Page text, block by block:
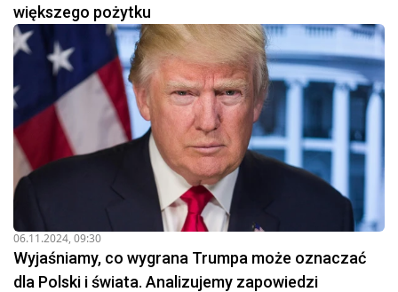
większego pożytku
06.11.2024, 09:30
Wyjaśniamy, co wygrana Trumpa może oznaczać
dla Polski i świata. Analizujemy zapowiedzi